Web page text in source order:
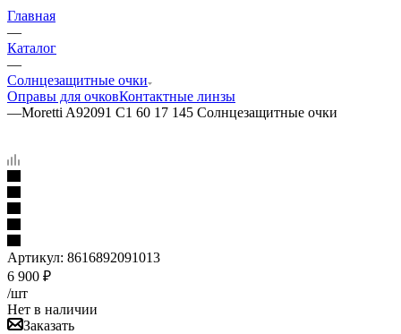
Главная
—
Каталог
—
Солнцезащитные очки
Оправы для очковКонтактные линзы
—Moretti A92091 C1 60 17 145 Солнцезащитные очки
Артикул: 8616892091013
6 900 ₽
/шт
Нет в наличии
Заказать